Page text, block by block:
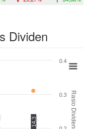
Dividen
Rasio Dividend
14,3
0.3
0.4